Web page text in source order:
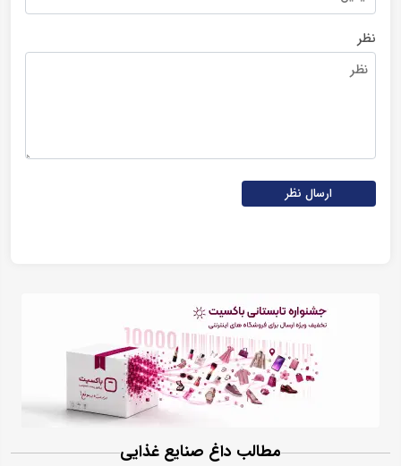
نظر
ارسال نظر
مطالب داغ صنایع غذایی